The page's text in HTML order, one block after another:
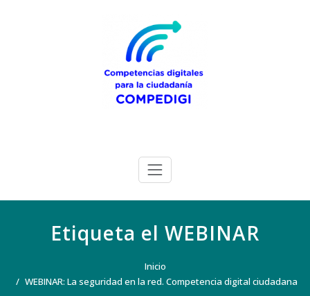
PROGRAMA DE CAPACITACIÓN
DE FORMADORES EN
COMPETENCIAS DIGITALES.
Etiqueta el WEBINAR
Inicio
WEBINAR: La seguridad en la red. Competencia digital ciudadana